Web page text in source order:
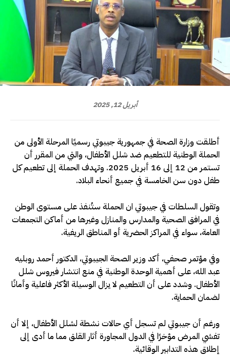
أبريل 12, 2025
أطلقت وزارة الصحة في جمهورية جيبوتي رسميًا المرحلة الأولى من
الحملة الوطنية للتطعيم ضد شلل الأطفال، والتي من المقرر أن
تستمر من 12 إلى 16 أبريل 2025. وتهدف الحملة إلى تطعيم كل
طفل دون سن الخامسة في جميع أنحاء البلاد.
وتقول السلطات في جيبوتي ان الحملة ستُنفذ على مستوى الوطن
في المرافق الصحية والمدارس والمنازل وغيرها من أماكن التجمعات
العامة، سواء في المراكز الحضرية أو المناطق الريفية.
وفي مؤتمر صحفي، أكد وزير الصحة الجيبوتي، الدكتور أحمد روبليه
عبد الله، على أهمية الوحدة الوطنية في منع انتشار فيروس شلل
الأطفال. وشدد على أن التطعيم لا يزال الوسيلة الأكثر فاعلية وأمانًا
لضمان الحماية.
ورغم أن جيبوتي لم تسجل أي حالات نشطة لشلل الأطفال، إلا أن
تفشي المرض مؤخرًا في الدول المجاورة أثار القلق مما ما أدى إلى
إطلاق هذه التدابير الوقائية.